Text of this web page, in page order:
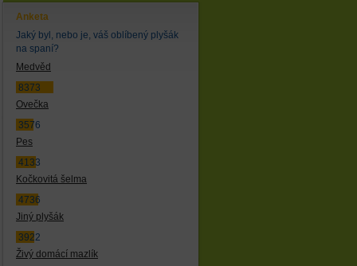
Anketa
Jaký byl, nebo je, váš oblíbený plyšák
na spaní?
Medvěd
8373
Ovečka
3576
Pes
4133
Kočkovitá šelma
4736
Jiný plyšák
3922
Živý domácí mazlík